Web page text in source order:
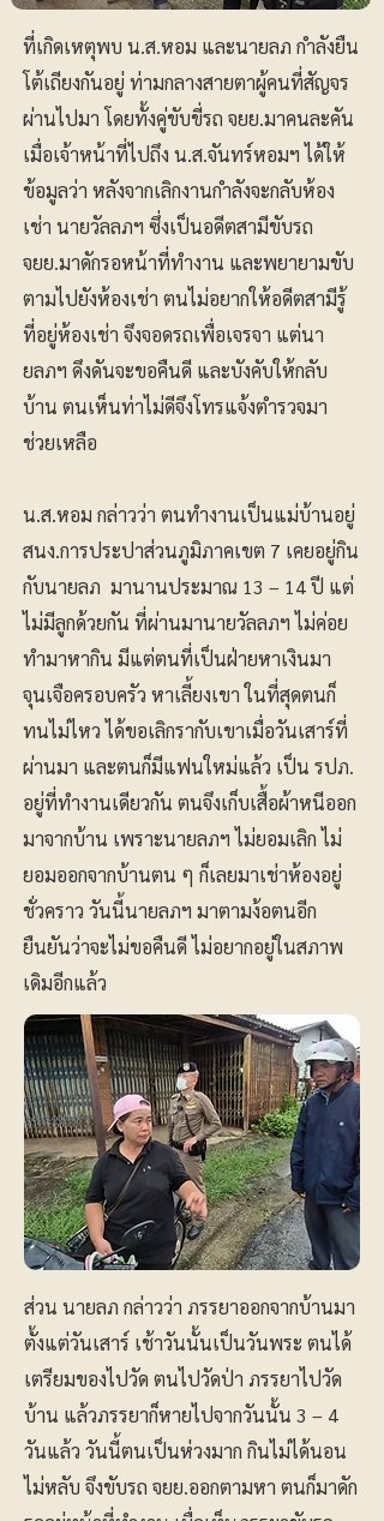
ที่เกิดเหตุพบ น.ส.หอม และนายลภ กำลังยืน
โต้เถียงกันอยู่ ท่ามกลางสายตาผู้คนที่สัญจร
ผ่านไปมา โดยทั้งคู่ขับขี่รถ จยย.มาคนละคัน
เมื่อเจ้าหน้าที่ไปถึง น.ส.จันทร์หอมฯ ได้ให้
ข้อมูลว่า หลังจากเลิกงานกำลังจะกลับห้อง
เช่า นายวัลลภฯ ซึ่งเป็นอดีตสามีขับรถ
จยย.มาดักรอหน้าที่ทำงาน และพยายามขับ
ตามไปยังห้องเช่า ตนไม่อยากให้อดีตสามีรู้
ที่อยู่ห้องเช่า จึงจอดรถเพื่อเจรจา แต่นา
ยลภฯ ดึงดันจะขอคืนดี และบังคับให้กลับ
บ้าน ตนเห็นท่าไม่ดีจึงโทรแจ้งตำรวจมา
ช่วยเหลือ
น.ส.หอม กล่าวว่า ตนทำงานเป็นแม่บ้านอยู่
สนง.การประปาส่วนภูมิภาคเขต 7 เคยอยู่กิน
กับนายลภ มานานประมาณ 13 – 14 ปี แต่
ไม่มีลูกด้วยกัน ที่ผ่านมานายวัลลภฯ ไม่ค่อย
ทำมาหากิน มีแต่ตนที่เป็นฝ่ายหาเงินมา
จุนเจือครอบครัว หาเลี้ยงเขา ในที่สุดตนก็
ทนไม่ไหว ได้ขอเลิกรากับเขาเมื่อวันเสาร์ที่
ผ่านมา และตนก็มีแฟนใหม่แล้ว เป็น รปภ.
อยู่ที่ทำงานเดียวกัน ตนจึงเก็บเสื้อผ้าหนีออก
มาจากบ้าน เพราะนายลภฯ ไม่ยอมเลิก ไม่
ยอมออกจากบ้านตน ๆ ก็เลยมาเช่าห้องอยู่
ชั่วคราว วันนี้นายลภฯ มาตามง้อตนอีก
ยืนยันว่าจะไม่ขอคืนดี ไม่อยากอยู่ในสภาพ
เดิมอีกแล้ว
ส่วน นายลภ กล่าวว่า ภรรยาออกจากบ้านมา
ตั้งแต่วันเสาร์ เช้าวันนั้นเป็นวันพระ ตนได้
เตรียมของไปวัด ตนไปวัดป่า ภรรยาไปวัด
บ้าน แล้วภรรยาก็หายไปจากวันนั้น 3 – 4
วันแล้ว วันนี้ตนเป็นห่วงมาก กินไม่ได้นอน
ไม่หลับ จึงขับรถ จยย.ออกตามหา ตนก็มาดัก